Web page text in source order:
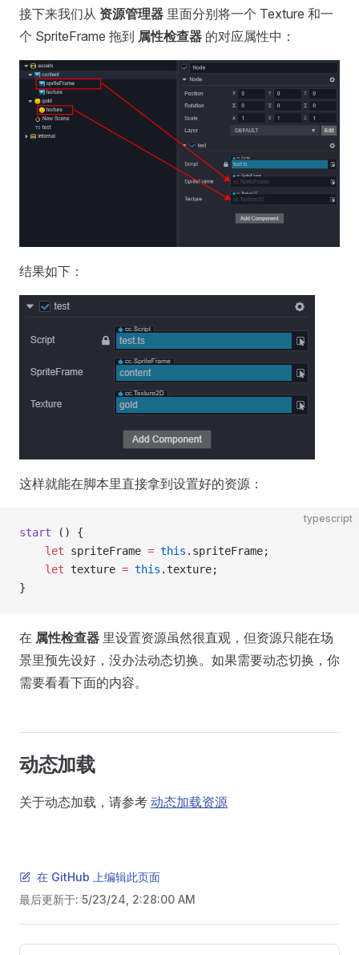
接下来我们从 资源管理器 里面分别将一个 Texture 和一
个 SpriteFrame 拖到 属性检查器 的对应属性中：
结果如下：
这样就能在脚本里直接拿到设置好的资源：
typescript
start () {
    let
spriteFrame = this .spriteFrame;
    let
texture = this .texture;
}
在 属性检查器 里设置资源虽然很直观，但资源只能在场
景里预先设好，没办法动态切换。如果需要动态切换，你
需要看看下面的内容。
动态加载
关于动态加载，请参考 动态加载资源
在 GitHub 上编辑此页面
最后更新于: 5/23/24, 2:28:00 AM